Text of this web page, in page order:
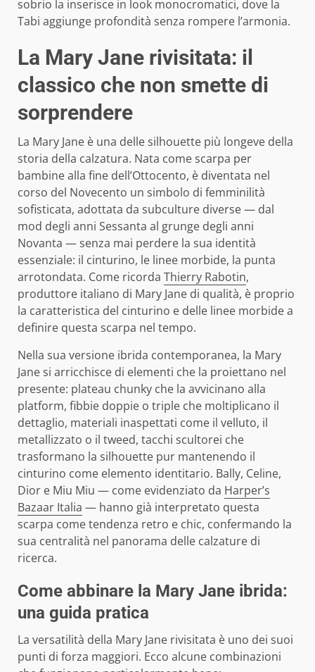
sobrio la inserisce in look monocromatici, dove la
Tabi aggiunge profondità senza rompere l’armonia.
La Mary Jane rivisitata: il
classico che non smette di
sorprendere
La Mary Jane è una delle silhouette più longeve della
storia della calzatura. Nata come scarpa per
bambine alla fine dell’Ottocento, è diventata nel
corso del Novecento un simbolo di femminilità
sofisticata, adottata da subculture diverse — dal
mod degli anni Sessanta al grunge degli anni
Novanta — senza mai perdere la sua identità
essenziale: il cinturino, le linee morbide, la punta
arrotondata. Come ricorda Thierry Rabotin,
produttore italiano di Mary Jane di qualità, è proprio
la caratteristica del cinturino e delle linee morbide a
definire questa scarpa nel tempo.
Nella sua versione ibrida contemporanea, la Mary
Jane si arricchisce di elementi che la proiettano nel
presente: plateau chunky che la avvicinano alla
platform, fibbie doppie o triple che moltiplicano il
dettaglio, materiali inaspettati come il velluto, il
metallizzato o il tweed, tacchi scultorei che
trasformano la silhouette pur mantenendo il
cinturino come elemento identitario. Bally, Celine,
Dior e Miu Miu — come evidenziato da Harper’s
Bazaar Italia — hanno già interpretato questa
scarpa come tendenza retro e chic, confermando la
sua centralità nel panorama delle calzature di
ricerca.
Come abbinare la Mary Jane ibrida:
una guida pratica
La versatilità della Mary Jane rivisitata è uno dei suoi
punti di forza maggiori. Ecco alcune combinazioni